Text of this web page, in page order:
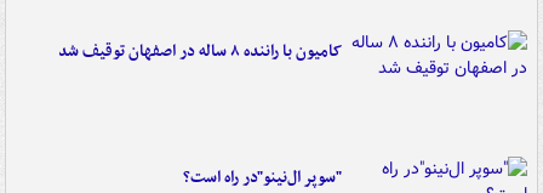
کامیون با راننده ۸ ساله در اصفهان توقیف شد
"سوپر ال‌نینو"در راه است؟